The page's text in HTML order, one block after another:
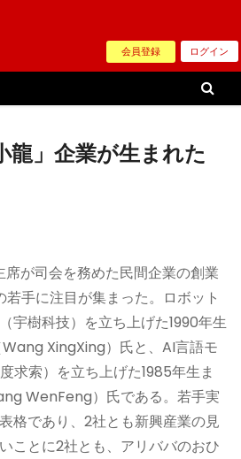
会員登録 ログイン
龍」企業が生まれた
席が司会を務めた民間企業の創業
手に注目が集まった。ロボット
宇樹科技）を立ち上げた1990年生
XingXing）氏と、AI言語モ
求索）を立ち上げた1985年生ま
WenFeng）氏である。若手実
格であり、2社とも新興産業の見
ことに2社とも、アリババのおひ